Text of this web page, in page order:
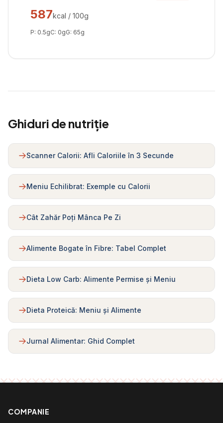
587kcal / 100g
P: 0.5gC: 0gG: 65g
Ghiduri de nutriție
Scanner Calorii: Afli Caloriile în 3 Secunde
Meniu Echilibrat: Exemple cu Calorii
Cât Zahăr Poți Mânca Pe Zi
Alimente Bogate în Fibre: Tabel Complet
Dieta Low Carb: Alimente Permise și Meniu
Dieta Proteică: Meniu și Alimente
Jurnal Alimentar: Ghid Complet
COMPANIE